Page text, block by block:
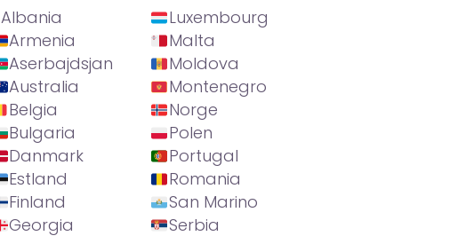
Albania
Armenia
Aserbajdsjan
Australia
Belgia
Bulgaria
Danmark
Estland
Finland
Georgia
Luxembourg
Malta
Moldova
Montenegro
Norge
Polen
Portugal
Romania
San Marino
Serbia